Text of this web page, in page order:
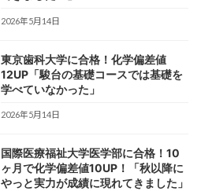
2026年5月14日
東京歯科大学に合格！化学偏差値
12UP「駿台の基礎コースでは基礎を
学べていなかった」
2026年5月14日
国際医療福祉大学医学部に合格！10
ヶ月で化学偏差値10UP！「秋以降に
やっと実力が成績に現れてきました」